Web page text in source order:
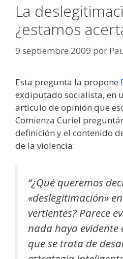
La
¿estamos
9 septiembre 2009 por
Esta pregunta la propone
exdiputado socialista, en
artículo de opinión que
Comienza Curiel
definición y el contenido
de la violencia:
“¿Qué queremos
«deslegitimación»
vertientes? Parece
nada haya evidente
que se trata de